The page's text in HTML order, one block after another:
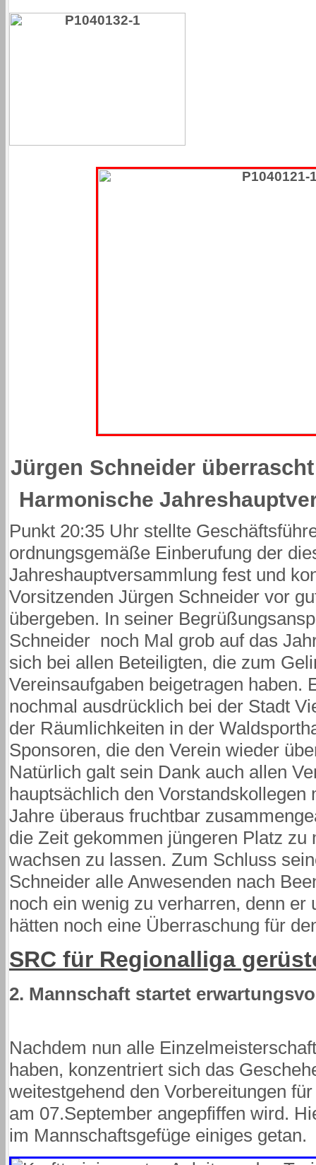
Jürgen Schneider
Harmonische
Punkt 20:35 Uhr stellte
ordnungsgemäße Einberufung der
Jahreshauptversammlung fest und
Vorsitzenden Jürgen Schneider vor
übergeben. In seiner
Schneider noch Mal grob auf das
sich bei allen Beteiligten, die zum
Vereinsaufgaben beigetragen haben.
nochmal ausdrücklich bei der Stadt
der Räumlichkeiten in der
Sponsoren, die den Verein wieder
Natürlich galt sein Dank auch allen
hauptsächlich den Vorstandskollegen
Jahre überaus fruchtbar
die Zeit gekommen jüngeren Platz zu
wachsen zu lassen. Zum Schluss
Schneider alle Anwesenden nach
noch ein wenig zu verharren, denn er
hätten noch eine Überraschung für
SRC für Regionalliga
2. Mannschaft startet
Nachdem nun alle
haben, konzentriert sich das
weitestgehend den Vorbereitungen
am 07.September angepfiffen wird.
im Mannschaftsgefüge einiges getan.